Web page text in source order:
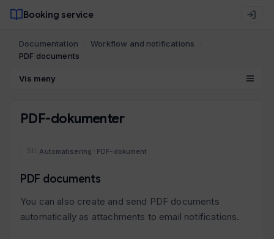
Booking service
Documentation
Workflow and notifications
PDF documents
Vis meny
PDF-dokumenter
Automatisering PDF-dokument
PDF documents
You can also create and send PDF documents
automatically as attachments to email notifications.